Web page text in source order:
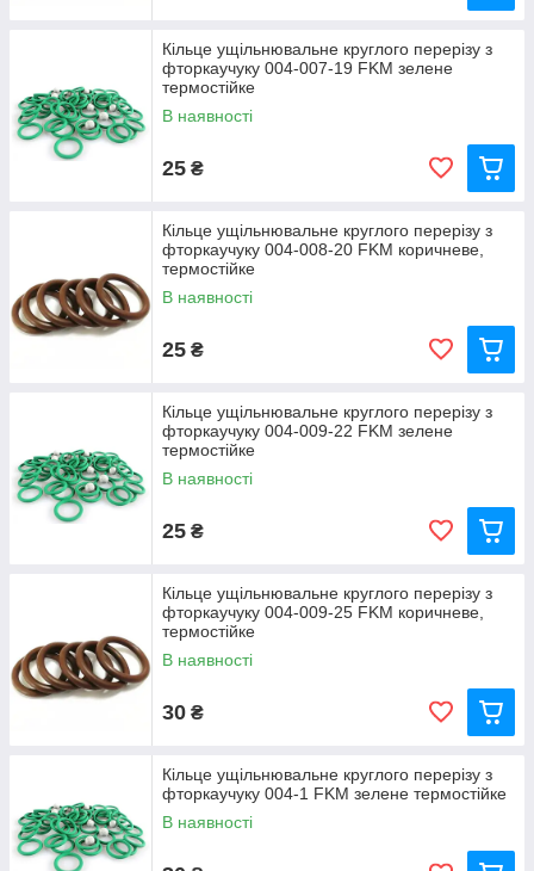
Кільце ущільнювальне круглого перерізу з
фторкаучуку 004-007-19 FKM зелене
термостійке
В наявності
25 ₴
Кільце ущільнювальне круглого перерізу з
фторкаучуку 004-008-20 FKM коричневе,
термостійке
В наявності
25 ₴
Кільце ущільнювальне круглого перерізу з
фторкаучуку 004-009-22 FKM зелене
термостійке
В наявності
25 ₴
Кільце ущільнювальне круглого перерізу з
фторкаучуку 004-009-25 FKM коричневе,
термостійке
В наявності
30 ₴
Кільце ущільнювальне круглого перерізу з
фторкаучуку 004-1 FKM зелене термостійке
В наявності